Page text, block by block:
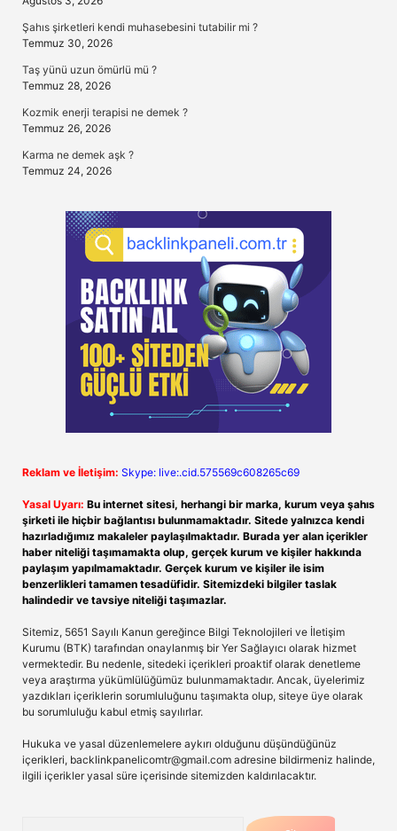
Şahıs şirketleri kendi muhasebesini tutabilir mi ?
Temmuz 30, 2026
Taş yünü uzun ömürlü mü ?
Temmuz 28, 2026
Kozmik enerji terapisi ne demek ?
Temmuz 26, 2026
Karma ne demek aşk ?
Temmuz 24, 2026
Reklam ve İletişim: Skype: live:.cid.575569c608265c69
Yasal Uyarı: Bu internet sitesi, herhangi bir marka, kurum veya şahıs
şirketi ile hiçbir bağlantısı bulunmamaktadır. Sitede yalnızca kendi
hazırladığımız makaleler paylaşılmaktadır. Burada yer alan içerikler
haber niteliği taşımamakta olup, gerçek kurum ve kişiler hakkında
paylaşım yapılmamaktadır. Gerçek kurum ve kişiler ile isim
benzerlikleri tamamen tesadüfidir. Sitemizdeki bilgiler taslak
halindedir ve tavsiye niteliği taşımazlar.
Sitemiz, 5651 Sayılı Kanun gereğince Bilgi Teknolojileri ve İletişim
Kurumu (BTK) tarafından onaylanmış bir Yer Sağlayıcı olarak hizmet
vermektedir. Bu nedenle, sitedeki içerikleri proaktif olarak denetleme
veya araştırma yükümlülüğümüz bulunmamaktadır. Ancak, üyelerimiz
yazdıkları içeriklerin sorumluluğunu taşımakta olup, siteye üye olarak
bu sorumluluğu kabul etmiş sayılırlar.
Hukuka ve yasal düzenlemelere aykırı olduğunu düşündüğünüz
içerikleri, backlinkpanelicomtr@gmail.com adresine bildirmeniz halinde,
ilgili içerikler yasal süre içerisinde sitemizden kaldırılacaktır.